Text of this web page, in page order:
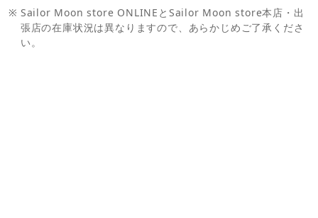
※ Sailor Moon store ONLINEとSailor Moon store本店・出
張店の在庫状況は異なりますので、あらかじめご了承くださ
い。